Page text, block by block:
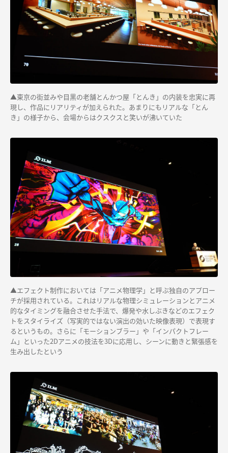
▲東京の街並みや目黒の老舗とんかつ屋「とんき」の内装を忠実に再
現し、作品にリアリティが加えられた。あまりにもリアルな「とん
き」の様子から、会場からはクスクスと笑いが沸いていた
▲エフェクト制作においては「アニメ物理学」と呼ぶ独自のアプロー
チが採用されている。これはリアルな物理シミュレーションとアニメ
的なタイミングを融合させた手法で、爆発や水しぶきなどのエフェク
トをスタイライズ（写実的ではない演出の効いた映像表現）で表現す
るというもの。さらに「モーションブラー」や「インパクトフレー
ム」といった2Dアニメの技法を3Dに応用し、シーンに動きと緊張感を
生み出したという